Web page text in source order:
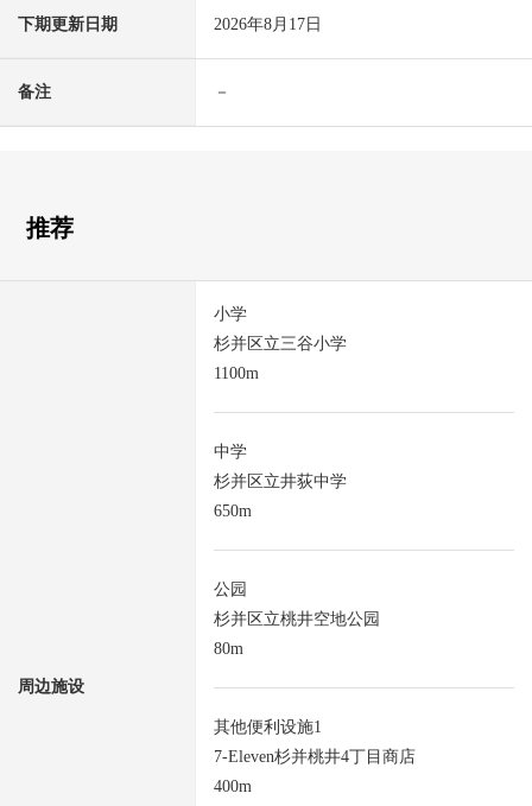
下期更新日期 2026年8月17日
备注 －
推荐
周边施设
小学
杉并区立三谷小学
1100m
中学
杉并区立井荻中学
650m
公园
杉并区立桃井空地公园
80m
其他便利设施1
7-Eleven杉并桃井4丁目商店
400m